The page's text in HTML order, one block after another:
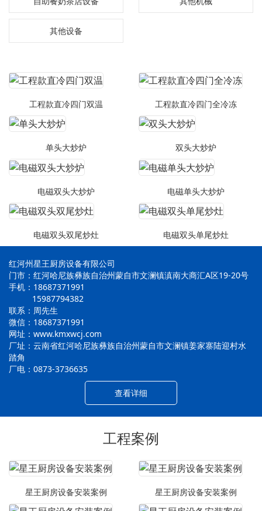
其他设备
工程款直冷四门双温 工程款直冷四门全冷冻
单头大炒炉 双头大炒炉
电磁双头大炒炉 电磁单头大炒炉
电磁双头双尾炒灶 电磁双头单尾炒灶
红河州星王厨房设备有限公司
门市：红河哈尼族彝族自治州蒙自市文澜镇滇南大商汇A区19-20号
手机：18687371991
15987794382
联系：周先生
微信：18687371991
网址：www.kmxwcj.com
厂址：云南省红河哈尼族彝族自治州蒙自市文澜镇姜家寨陆迎村水
踏角
厂电：0873-3736635
查看详细
工程案例
星王厨房设备安装案例 星王厨房设备安装案例